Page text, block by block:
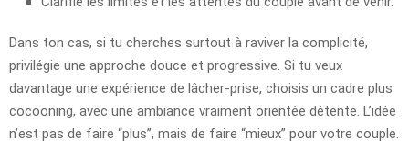
Dans ton cas, si tu cherches surtout à raviver la complicité,
privilégie une approche douce et progressive. Si tu veux
davantage une expérience de lâcher-prise, choisis un cadre plus
cocooning, avec une ambiance vraiment orientée détente. L’idée
n’est pas de faire “plus”, mais de faire “mieux” pour votre couple.